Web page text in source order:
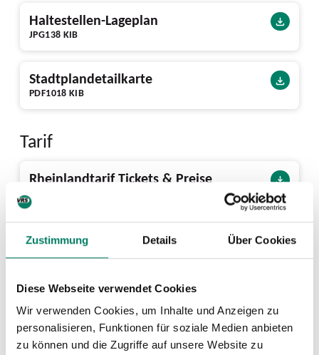
Zustimmung Details Über Cookies
Diese Webseite verwendet Cookies
Wir verwenden Cookies, um Inhalte und Anzeigen zu
personalisieren, Funktionen für soziale Medien anbieten
zu können und die Zugriffe auf unsere Website zu
JPG138 KIB
Haltestellen-Lageplan
PDF1018 KIB
Stadtplandetailkarte
Tarif
Rheinlandtarif Tickets & Preise
Tarifgebietskarte
Nächste Abfahrten ab Kaufmannstr.